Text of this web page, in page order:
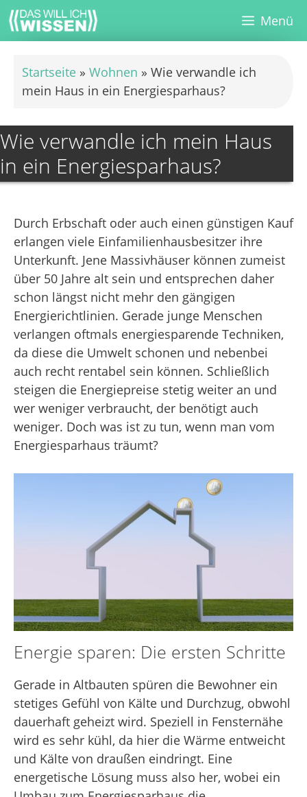
Zum
Inhalt
springen
Menü
Startseite » Wohnen » Wie verwandle ich
mein Haus in ein Energiesparhaus?
Wie verwandle ich mein Haus
in ein Energiesparhaus?
Durch Erbschaft oder auch einen günstigen Kauf
erlangen viele Einfamilienhausbesitzer ihre
Unterkunft. Jene Massivhäuser können zumeist
über 50 Jahre alt sein und entsprechen daher
schon längst nicht mehr den gängigen
Energierichtlinien. Gerade junge Menschen
verlangen oftmals energiesparende Techniken,
da diese die Umwelt schonen und nebenbei
auch recht rentabel sein können. Schließlich
steigen die Energiepreise stetig weiter an und
wer weniger verbraucht, der benötigt auch
weniger. Doch was ist zu tun, wenn man vom
Energiesparhaus träumt?
Energie sparen: Die ersten Schritte
Gerade in Altbauten spüren die Bewohner ein
stetiges Gefühl von Kälte und Durchzug, obwohl
dauerhaft geheizt wird. Speziell in Fensternähe
wird es sehr kühl, da hier die Wärme entweicht
und Kälte von draußen eindringt. Eine
energetische Lösung muss also her, wobei ein